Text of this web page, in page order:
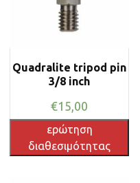
Quadralite tripod pin
3/8 inch
€15,00
ερώτηση
διαθεσιμότητας